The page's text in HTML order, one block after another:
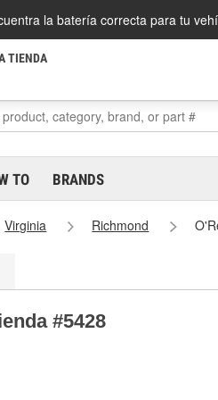
la batería correcta para tu
TIENDA
TO BRANDS
Virginia Richmond
#5428